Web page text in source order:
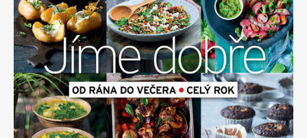
Marianne Elle Decoration
Knihy Merch